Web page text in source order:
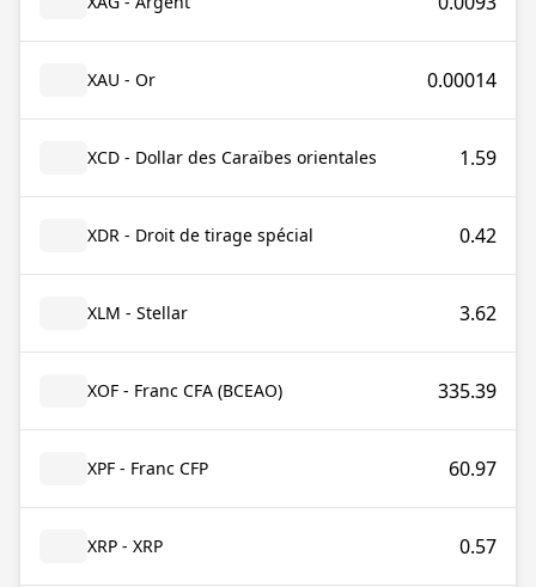
XAU - Or 0.00014
XCD - Dollar des Caraïbes orientales 1.59
XDR - Droit de tirage spécial 0.42
XLM - Stellar 3.62
XOF - Franc CFA (BCEAO) 335.39
XPF - Franc CFP 60.97
XRP - XRP 0.57